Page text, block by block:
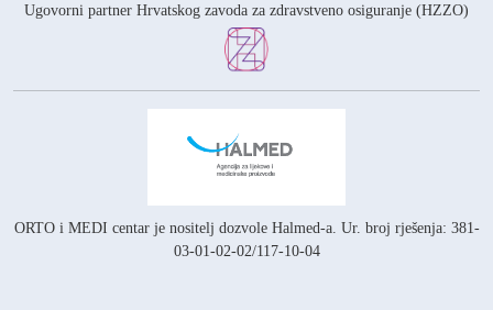
Ugovorni partner Hrvatskog zavoda za zdravstveno osiguranje (HZZO)
ORTO i MEDI centar je nositelj dozvole Halmed-a. Ur. broj rješenja: 381-
03-01-02-02/117-10-04